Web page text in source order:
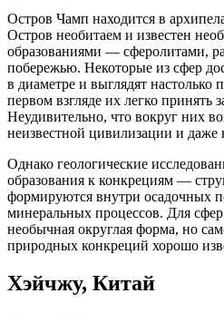
Остров Чамп находится в
Остров необитаем и известен
образованиями — сферолитами,
побережью. Некоторые из сфер
в диаметре и выглядят настолько
первом взгляде их легко принять
Неудивительно, что вокруг них
неизвестной цивилизации и
Однако геологические
образования к конкрециям —
формируются внутри осадочных
минеральных процессов. Для
необычная округлая форма, но
природных конкреций хорошо
Хэйчжу, Китай